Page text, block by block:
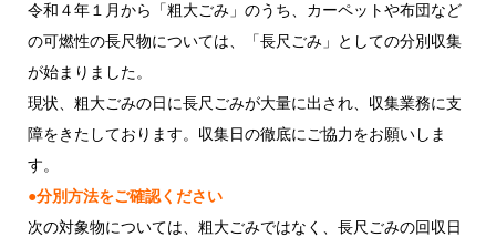
令和４年１月から「粗大ごみ」のうち、カーペットや布団など
の可燃性の長尺物については、「長尺ごみ」としての分別収集
が始まりました。
現状、粗大ごみの日に長尺ごみが大量に出され、収集業務に支
障をきたしております。収集日の徹底にご協力をお願いしま
す。
●分別方法をご確認ください
次の対象物については、粗大ごみではなく、長尺ごみの回収日